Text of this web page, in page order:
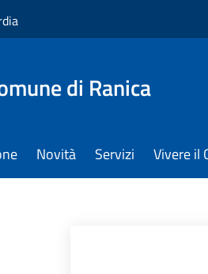
di Ranica
Novità Servizi Vivere il